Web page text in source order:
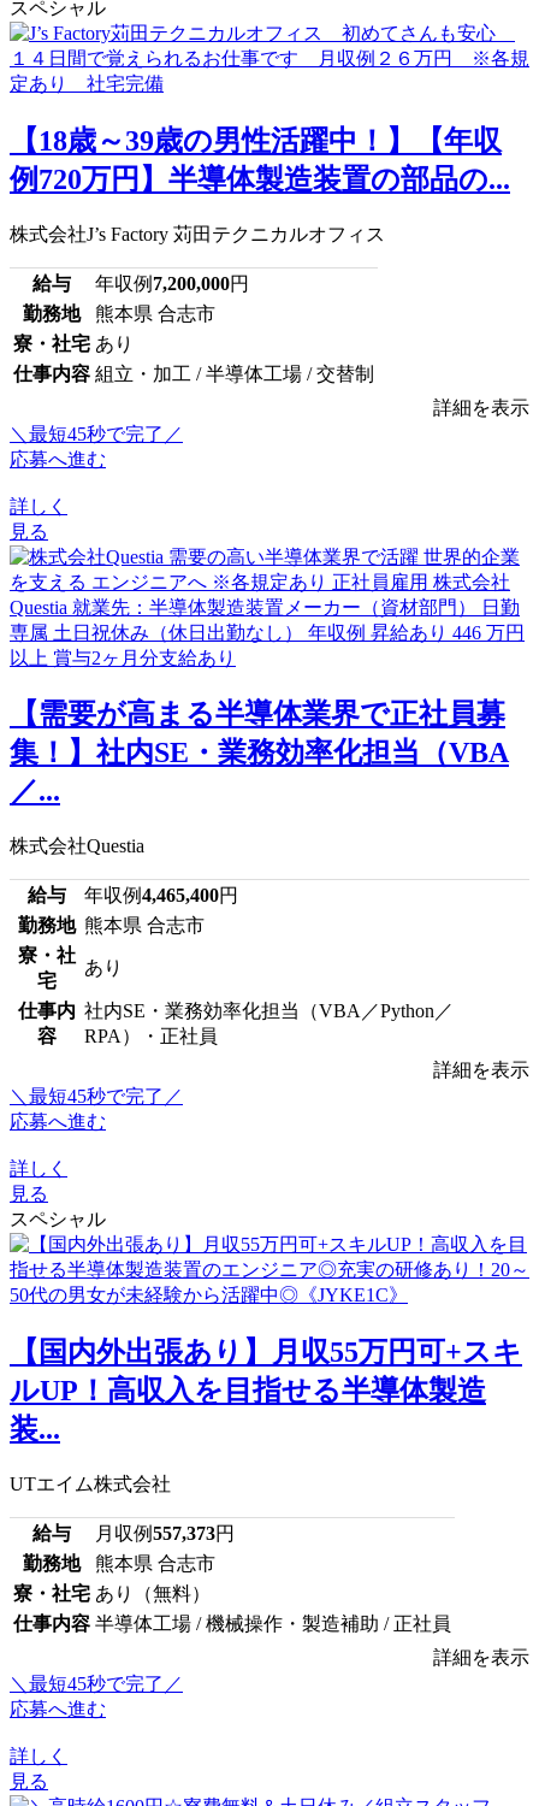
スペシャル
【18歳～39歳の男性活躍中！】【年収
例720万円】半導体製造装置の部品の...
株式会社J’s Factory 苅田テクニカルオフィス
給与 年収例 7,200,000円
勤務地
熊本県 合志市
寮・社宅 あり
仕事内容 組立・加工 / 半導体工場 / 交替制
詳細を表示
＼最短45秒で完了／
応募へ進む
詳しく
見る
【需要が高まる半導体業界で正社員募
集！】社内SE・業務効率化担当（VBA
／...
株式会社Questia
給与 年収例4,465,400円
勤務地 熊本県 合志市
寮・社
宅
あり
仕事内
容
社内SE・業務効率化担当（VBA／Python／
RPA）・正社員
詳細を表示
＼最短45秒で完了／
応募へ進む
詳しく
見る
スペシャル
【国内外出張あり】月収55万円可+スキ
ルUP！高収入を目指せる半導体製造
装...
UTエイム株式会社
給与 月収例557,373円
勤務地
熊本県 合志市
寮・社宅 あり（無料）
仕事内容 半導体工場 / 機械操作・製造補助 / 正社員
詳細を表示
＼最短45秒で完了／
応募へ進む
詳しく
見る